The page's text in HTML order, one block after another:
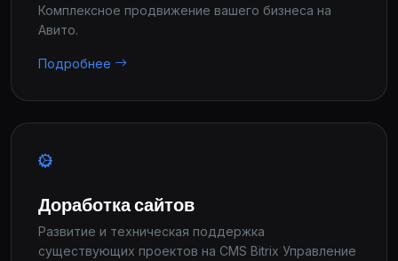
Комплексное продвижение вашего бизнеса на
Авито.
Подробнее
Доработка сайтов
Развитие и техническая поддержка
существующих проектов на CMS Bitrix Управление